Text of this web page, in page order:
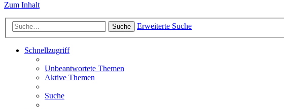
Zum Inhalt
Suche Erweiterte Suche
Schnellzugriff
Unbeantwortete Themen
Aktive Themen
Suche